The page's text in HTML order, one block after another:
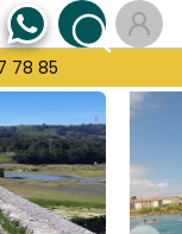
78 85